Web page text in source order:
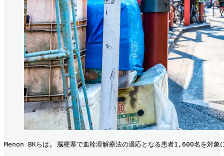
Menon BKらは, 脳梗塞で血栓溶解療法の適応となる患者1,600名を対